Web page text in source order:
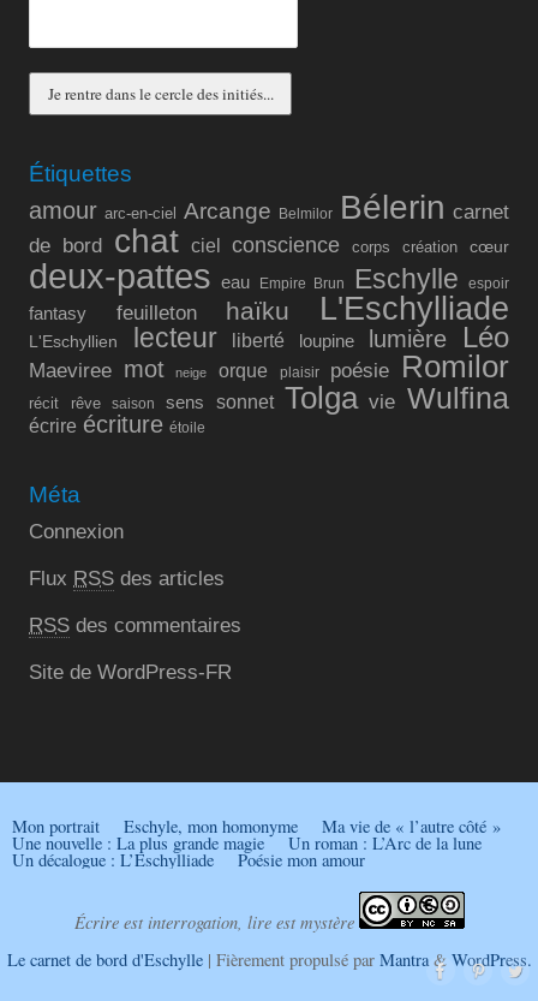
Étiquettes
amour arc-en-ciel Arcange Belmilor Bélerin carnet
de bord chat ciel conscience corps création cœur
deux-pattes eau Empire Brun Eschylle espoir
fantasy feuilleton haïku L'Eschylliade
L'Eschyllien lecteur liberté loupine lumière Léo
Maeviree mot neige orque plaisir poésie Romilor
récit rêve saison sens sonnet Tolga vie Wulfina
écrire écriture étoile
Méta
Connexion
Flux RSS des articles
RSS des commentaires
Site de WordPress-FR
Mon portrait Eschyle, mon homonyme Ma vie de « l’autre côté »
Une nouvelle : La plus grande magie Un roman : L’Arc de la lune
Un décalogue : L’Eschylliade Poésie mon amour
Écrire est interrogation, lire est mystère
Le carnet de bord d'Eschylle| Fièrement propulsé par Mantra& WordPress.